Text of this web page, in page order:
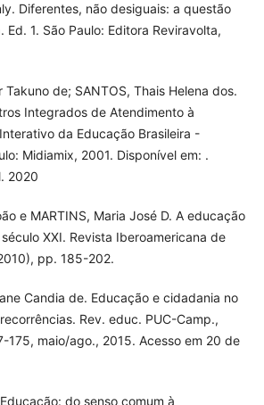
Diferentes, não desiguais: a questão
Ed. 1. São Paulo: Editora Reviravolta,
Takuno de; SANTOS, Thais Helena dos.
Integrados de Atendimento à
da Educação Brasileira -
Midiamix, 2001. Disponível em: .
2020
e MARTINS, Maria José D. A educação
XXI. Revista Iberoamericana de
pp. 185-202.
Candia de. Educação e cidadania no
Rev. educ. PUC-Camp.,
175, maio/ago., 2015. Acesso em 20 de
do senso comum à